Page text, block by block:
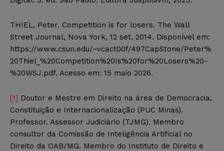
THIEL, Peter. Competition is for losers. The Wall
Street Journal, Nova York, 12 set. 2014. Disponível em:
https://www.csun.edu/~vcact00f/497CapStone/Peter%
20Thiel_%20Competition%20Is%20for%20Losers%20-
%20WSJ.pdf. Acesso em: 15 maio 2026.
[1] Doutor e Mestre em Direito na área de Democracia,
Constituição e Internacionalização (PUC Minas).
Professor. Assessor Judiciário (TJMG). Membro
consultor da Comissão de Inteligência Artificial no
Direito da OAB/MG. Membro do Instituto de Direito e